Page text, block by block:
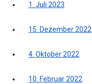
1. Juli 2023
15. Dezember 2022
4. Oktober 2022
10. Februar 2022